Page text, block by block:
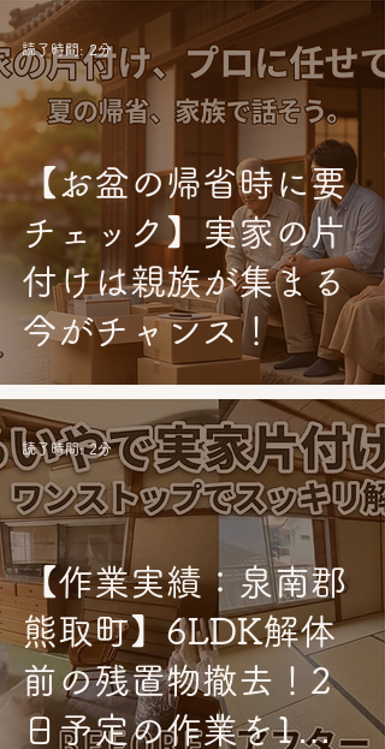
【お盆の帰省時に要
チェック】実家の片
付けは親族が集まる
今がチャンス！
読了時間: 2分
【作業実績：泉南郡
熊取町】6LDK解体
前の残置物撤去！2
日予定の作業を1日
読了時間: 2分